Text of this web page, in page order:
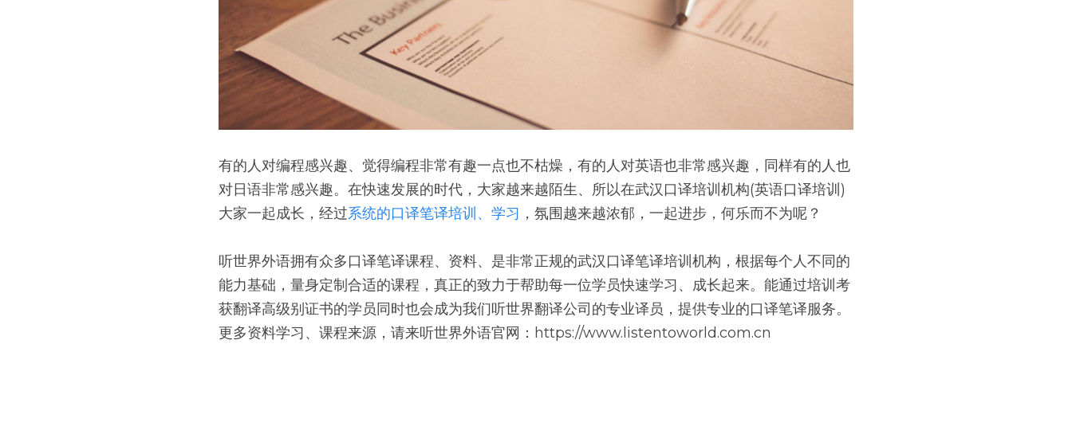
有的人对编程感兴趣、觉得编程非常有趣一点也不枯燥，有的人对英语也非常感兴趣，同样有的人也
对日语非常感兴趣。在快速发展的时代，大家越来越陌生、所以在武汉口译培训机构(英语口译培训)
大家一起成长，经过系统的口译笔译培训、学习 ，氛围越来越浓郁，一起进步，何乐而不为呢？
听世界外语拥有众多口译笔译课程、资料、是非常正规的武汉口译笔译培训机构，根据每个人不同的
能力基础，量身定制合适的课程，真正的致力于帮助每一位学员快速学习、成长起来。能通过培训考
获翻译高级别证书的学员同时也会成为我们听世界翻译公司的专业译员，提供专业的口译笔译服务。
更多资料学习、课程来源，请来听世界外语官网：https://www.listentoworld.com.cn